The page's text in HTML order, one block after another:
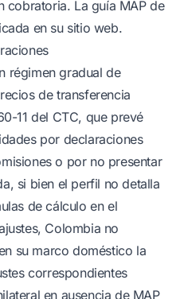
cobratoria. La guía MAP de
en su sitio web.
régimen gradual de
de transferencia
11 del CTC, que prevé
por declaraciones
o por no presentar
si bien el perfil no detalla
de cálculo en el
Colombia no
su marco doméstico la
correspondientes
en ausencia de MAP